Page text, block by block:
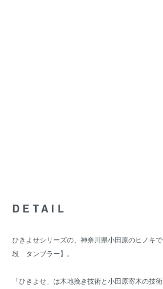
DETAIL
ひきよせシリーズの、神奈川県小田原のヒノキ
段 タンブラー】。
「ひきよせ」は木地挽き技術と小田原寄木の技